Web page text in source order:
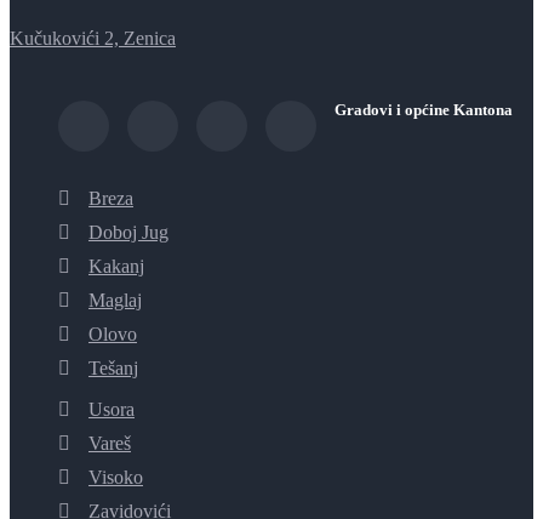
Kučukovići 2, Zenica
Gradovi i općine Kantona
Breza
Doboj Jug
Kakanj
Maglaj
Olovo
Tešanj
Usora
Vareš
Visoko
Zavidovići